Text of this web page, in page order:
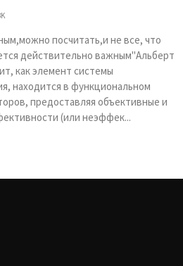
посчитать,и не все, что
действительно важным"Альберт
как элемент системы
находится в функциональном
предоставляя объективные и
(или неэффек...